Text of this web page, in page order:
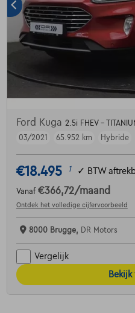
Ford Kuga 2.5i FHEV -
03/2021
65.952 km Hybride
€18.495 1 ✓ BTW
Vanaf €366,72/maand
Ontdek het volledige cijfervoorbeeld
8000 Brugge, DR Motors
Vergelijk